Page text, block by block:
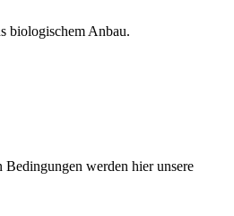
biologischem Anbau.
werden hier unsere